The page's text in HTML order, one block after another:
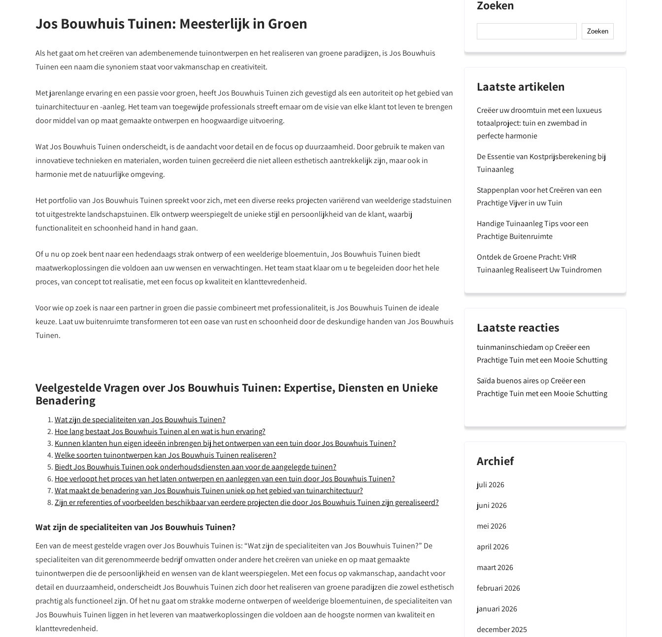
Jos Bouwhuis Tuinen: Meesterlijk in Groen
Als het gaat om het creëren van adembenemende tuinontwerpen en het realiseren van groene paradijzen, is Jos Bouwhuis
Tuinen een naam die synoniem staat voor vakmanschap en creativiteit.
Met jarenlange ervaring en een passie voor groen, heeft Jos Bouwhuis Tuinen zich gevestigd als een autoriteit op het gebied van
tuinarchitectuur en -aanleg. Het team van toegewijde professionals streeft ernaar om de visie van elke klant tot leven te brengen
door middel van op maat gemaakte ontwerpen en hoogwaardige uitvoering.
Wat Jos Bouwhuis Tuinen onderscheidt, is de aandacht voor detail en de focus op duurzaamheid. Door gebruik te maken van
innovatieve technieken en materialen, worden tuinen gecreëerd die niet alleen esthetisch aantrekkelijk zijn, maar ook in
harmonie met de natuurlijke omgeving.
Het portfolio van Jos Bouwhuis Tuinen spreekt voor zich, met een diverse reeks projecten variërend van weelderige stadstuinen
tot uitgestrekte landschapstuinen. Elk ontwerp weerspiegelt de unieke stijl en persoonlijkheid van de klant, waarbij
functionaliteit en schoonheid hand in hand gaan.
Of u nu op zoek bent naar een hedendaags strak ontwerp of een weelderige bloementuin, Jos Bouwhuis Tuinen biedt
maatwerkoplossingen die voldoen aan uw wensen en verwachtingen. Het team staat klaar om u te begeleiden door het hele
proces, van concept tot realisatie, met een focus op kwaliteit en klanttevredenheid.
Voor wie op zoek is naar een partner in groen die passie combineert met professionaliteit, is Jos Bouwhuis Tuinen de ideale
keuze. Laat uw buitenruimte transformeren tot een oase van rust en schoonheid door de deskundige handen van Jos Bouwhuis
Tuinen.
Veelgestelde Vragen over Jos Bouwhuis Tuinen: Expertise, Diensten en Unieke
Benadering
Wat zijn de specialiteiten van Jos Bouwhuis Tuinen?
Hoe lang bestaat Jos Bouwhuis Tuinen al en wat is hun ervaring?
Kunnen klanten hun eigen ideeën inbrengen bij het ontwerpen van een tuin door Jos Bouwhuis Tuinen?
Welke soorten tuinontwerpen kan Jos Bouwhuis Tuinen realiseren?
Biedt Jos Bouwhuis Tuinen ook onderhoudsdiensten aan voor de aangelegde tuinen?
Hoe verloopt het proces van het laten ontwerpen en aanleggen van een tuin door Jos Bouwhuis Tuinen?
Wat maakt de benadering van Jos Bouwhuis Tuinen uniek op het gebied van tuinarchitectuur?
Zijn er referenties of voorbeelden beschikbaar van eerdere projecten die door Jos Bouwhuis Tuinen zijn gerealiseerd?
Wat zijn de specialiteiten van Jos Bouwhuis Tuinen?
Een van de meest gestelde vragen over Jos Bouwhuis Tuinen is: “Wat zijn de specialiteiten van Jos Bouwhuis Tuinen?” De
specialiteiten van dit gerenommeerde bedrijf omvatten onder andere het creëren van unieke en op maat gemaakte
tuinontwerpen die de persoonlijkheid en wensen van de klant weerspiegelen. Met een focus op vakmanschap, aandacht voor
detail en duurzaamheid, onderscheidt Jos Bouwhuis Tuinen zich door het realiseren van groene paradijzen die zowel esthetisch
prachtig als functioneel zijn. Of het nu gaat om strakke moderne ontwerpen of weelderige bloementuinen, de specialiteiten van
Jos Bouwhuis Tuinen liggen in het leveren van maatwerkoplossingen die voldoen aan de hoogste normen van kwaliteit en
klanttevredenheid.
Zoeken
Zoeken
Laatste artikelen
Creëer uw droomtuin met een luxueus
totaalproject: tuin en zwembad in
perfecte harmonie
De Essentie van Kostprijsberekening bij
Tuinaanleg
Stappenplan voor het Creëren van een
Prachtige Vijver in uw Tuin
Handige Tuinaanleg Tips voor een
Prachtige Buitenruimte
Ontdek de Groene Pracht: VHR
Tuinaanleg Realiseert Uw Tuindromen
Laatste reacties
tuinmaninschiedamopCreëer een
Prachtige Tuin met een Mooie Schutting
Saïda buenos airesopCreëer een
Prachtige Tuin met een Mooie Schutting
Archief
juli 2026
juni 2026
mei 2026
april 2026
maart 2026
februari 2026
januari 2026
december 2025